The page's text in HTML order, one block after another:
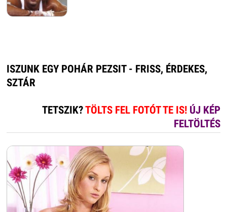
ISZUNK EGY POHÁR PEZSIT - FRISS, ÉRDEKES,
SZTÁR
TETSZIK?TÖLTS FEL FOTÓT TE IS! ÚJ KÉP
FELTÖLTÉS